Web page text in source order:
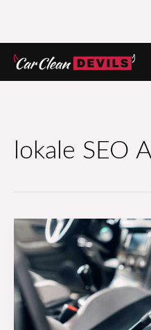
Zum
Inhalt
lokale SEO
Autowerbung:
Wie
du
sie
planst